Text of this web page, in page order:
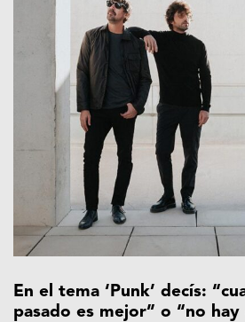
En el tema ‘Punk’ decís:
pasado es mejor” o “no hay